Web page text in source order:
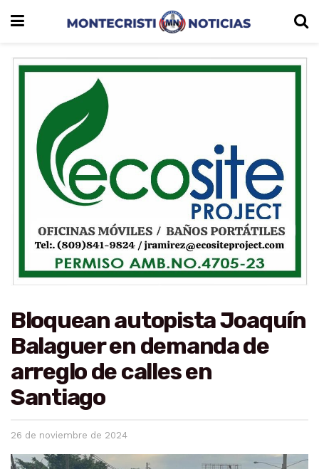
Bloquean autopista Joaquín
Balaguer en demanda de
arreglo de calles en
Santiago
26 de noviembre de 2024